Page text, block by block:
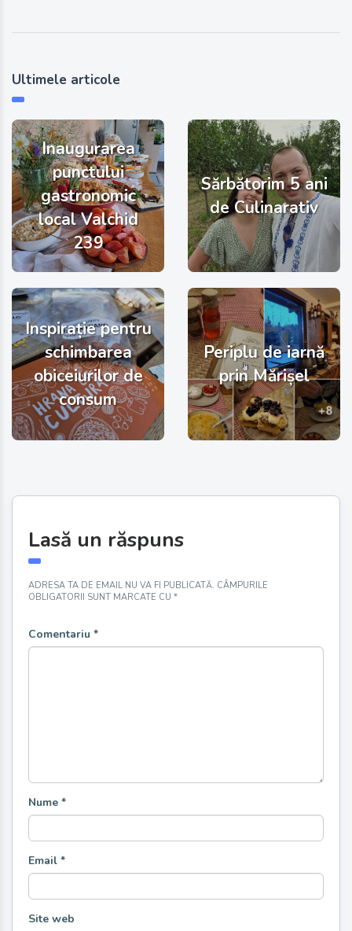
Ultimele articole
Inaugurarea
punctului
gastronomic
local Valchid
239
Sărbătorim 5 ani
de Culinarativ
Inspirație pentru
schimbarea
obiceiurilor de
consum
Periplu de iarnă
prin Mărișel
Lasă un răspuns
ADRESA TA DE EMAIL NU VA FI PUBLICATĂ. CÂMPURILE
OBLIGATORII SUNT MARCATE CU *
Comentariu *
Nume *
Email *
Site web